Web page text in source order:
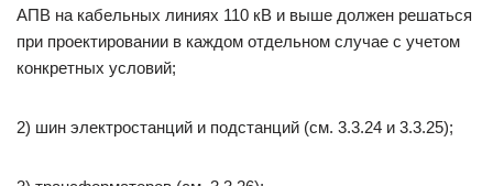
АПВ на кабельных линиях 110 кВ и выше должен решаться
при проектировании в каждом отдельном случае с учетом
конкретных условий;
2) шин электростанций и подстанций (см. 3.3.24 и 3.3.25);